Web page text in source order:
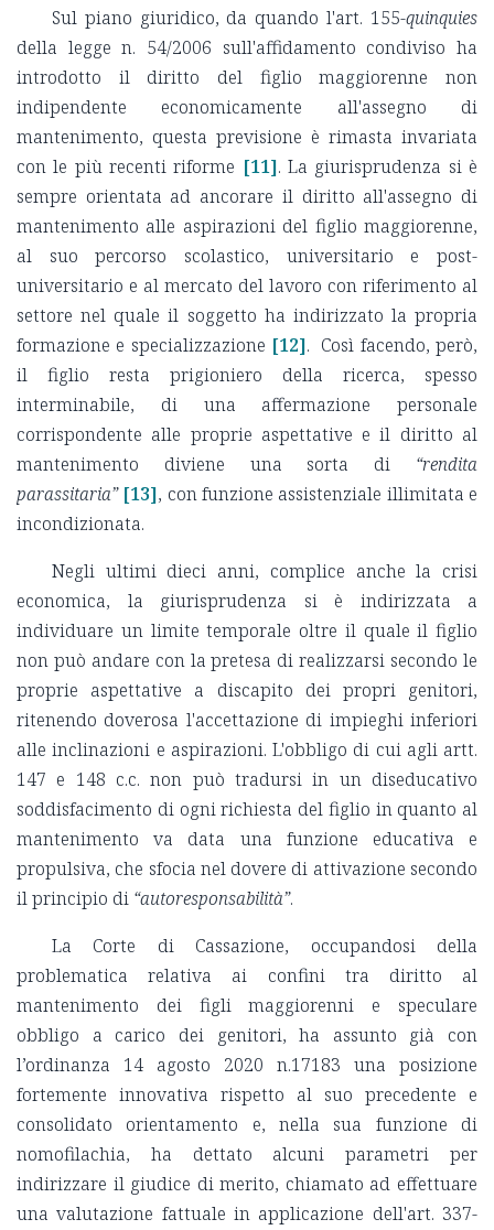
Sul piano giuridico, da quando l'art. 155-quinquies
della legge n. 54/2006 sull'affidamento condiviso ha
introdotto il diritto del figlio maggiorenne non
indipendente economicamente all'assegno di
mantenimento, questa previsione è rimasta invariata
con le più recenti riforme [11]. La giurisprudenza si è
sempre orientata ad ancorare il diritto all'assegno di
mantenimento alle aspirazioni del figlio maggiorenne,
al suo percorso scolastico, universitario e post-
universitario e al mercato del lavoro con riferimento al
settore nel quale il soggetto ha indirizzato la propria
formazione e specializzazione [12]. Così facendo, però,
il figlio resta prigioniero della ricerca, spesso
interminabile, di una affermazione personale
corrispondente alle proprie aspettative e il diritto al
mantenimento diviene una sorta di “rendita
parassitaria” [13], con funzione assistenziale illimitata e
incondizionata.
Negli ultimi dieci anni, complice anche la crisi
economica, la giurisprudenza si è indirizzata a
individuare un limite temporale oltre il quale il figlio
non può andare con la pretesa di realizzarsi secondo le
proprie aspettative a discapito dei propri genitori,
ritenendo doverosa l'accettazione di impieghi inferiori
alle inclinazioni e aspirazioni. L'obbligo di cui agli artt.
147 e 148 c.c. non può tradursi in un diseducativo
soddisfacimento di ogni richiesta del figlio in quanto al
mantenimento va data una funzione educativa e
propulsiva, che sfocia nel dovere di attivazione secondo
il principio di “autoresponsabilità”.
La Corte di Cassazione, occupandosi della
problematica relativa ai confini tra diritto al
mantenimento dei figli maggiorenni e speculare
obbligo a carico dei genitori, ha assunto già con
l’ordinanza 14 agosto 2020 n.17183 una posizione
fortemente innovativa rispetto al suo precedente e
consolidato orientamento e, nella sua funzione di
nomofilachia, ha dettato alcuni parametri per
indirizzare il giudice di merito, chiamato ad effettuare
una valutazione fattuale in applicazione dell'art. 337-